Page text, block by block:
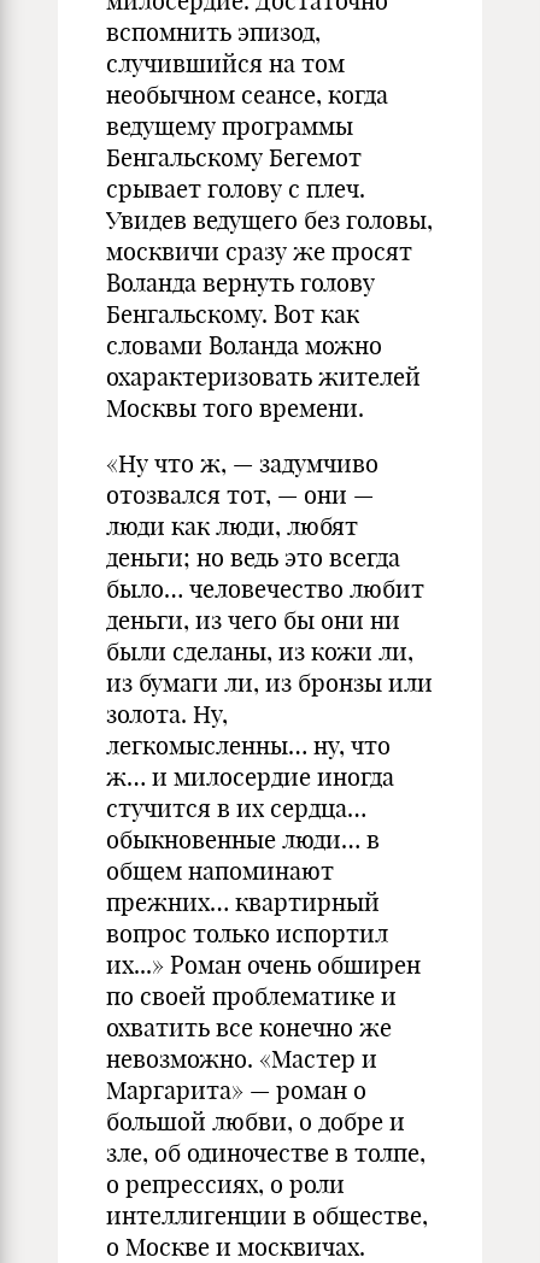
вспомнить эпизод,
случившийся на том
необычном сеансе, когда
ведущему программы
Бенгальскому Бегемот
срывает голову с плеч.
Увидев ведущего без головы,
москвичи сразу же просят
Воланда вернуть голову
Бенгальскому. Вот как
словами Воланда можно
охарактеризовать жителей
Москвы того времени.
«Ну что ж, — задумчиво
отозвался тот, — они —
люди как люди, любят
деньги; но ведь это всегда
было… человечество любит
деньги, из чего бы они ни
были сделаны, из кожи ли,
из бумаги ли, из бронзы или
золота. Ну,
легкомысленны… ну, что
ж… и милосердие иногда
стучится в их сердца…
обыкновенные люди… в
общем напоминают
прежних… квартирный
вопрос только испортил
их...» Роман очень обширен
по своей проблематике и
охватить все конечно же
невозможно. «Мастер и
Маргарита» — роман о
большой любви, о добре и
зле, об одиночестве в толпе,
о репрессиях, о роли
интеллигенции в обществе,
о Москве и москвичах.